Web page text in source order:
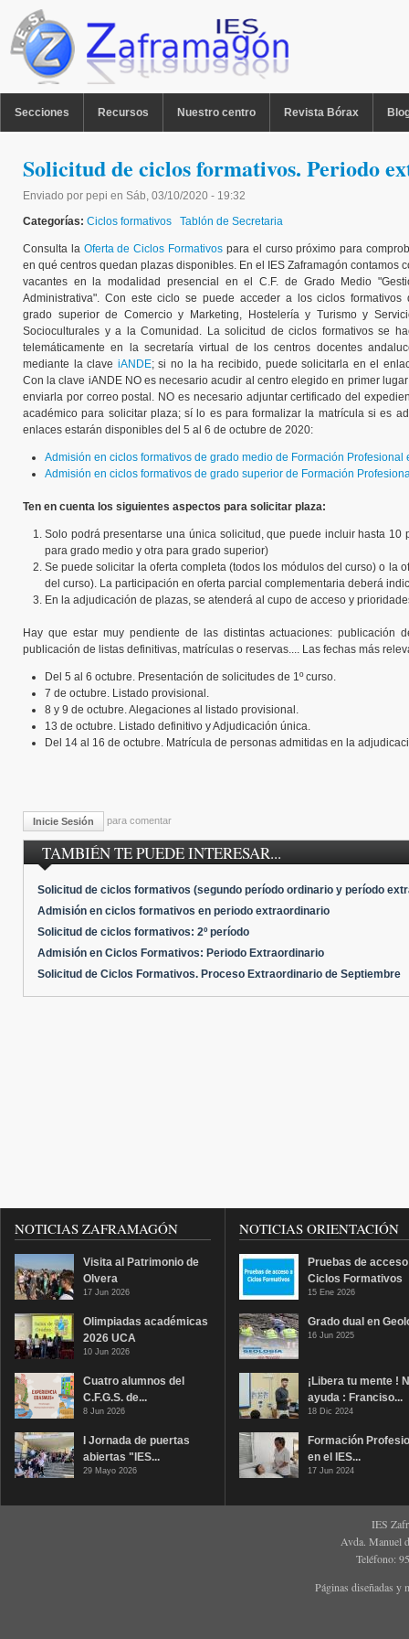
Pasar al contenido principal
Secciones Recursos Nuestro centro Revista Bórax
Solicitud de ciclos formativos. Periodo
Enviado por pepi en Sáb, 03/10/2020 - 19:32
Categorías: Ciclos formativos Tablón de Secretaria
Consulta la Oferta de Ciclos Formativos para el curso próximo para
en qué centros quedan plazas disponibles. En el IES Zaframagón contamos
vacantes en la modalidad presencial en el C.F. de Grado Medio
Administrativa". Con este ciclo se puede acceder a los ciclos formativos
grado superior de Comercio y Marketing, Hostelería y Turismo y
Socioculturales y a la Comunidad. La solicitud de ciclos formativos se
telemáticamente en la secretaría virtual de los centros docentes
mediante la clave iANDE; si no la ha recibido, puede solicitarla en el
Con la clave iANDE NO es necesario acudir al centro elegido en primer
enviarla por correo postal. NO es necesario adjuntar certificado del
académico para solicitar plaza; sí lo es para formalizar la matrícula si es
enlaces estarán disponibles del 5 al 6 de octubre de 2020:
Admisión en ciclos formativos de grado medio de Formación Profesional
Admisión en ciclos formativos de grado superior de Formación
Ten en cuenta los siguientes aspectos para solicitar plaza:
Solo podrá presentarse una única solicitud, que puede incluir hasta 10
para grado medio y otra para grado superior)
Se puede solicitar la oferta completa (todos los módulos del curso) o la
del curso). La participación en oferta parcial complementaria deberá
En la adjudicación de plazas, se atenderá al cupo de acceso y
Hay que estar muy pendiente de las distintas actuaciones: publicación
publicación de listas definitivas, matrículas o reservas.... Las fechas más
Del 5 al 6 octubre. Presentación de solicitudes de 1º curso.
7 de octubre. Listado provisional.
8 y 9 de octubre. Alegaciones al listado provisional.
13 de octubre. Listado definitivo y Adjudicación única.
Del 14 al 16 de octubre. Matrícula de personas admitidas en la
Inicie Sesión para comentar
TAMBIÉN TE PUEDE INTERESAR...
Solicitud de ciclos formativos (segundo período ordinario y período
Admisión en ciclos formativos en periodo extraordinario
Solicitud de ciclos formativos: 2º período
Admisión en Ciclos Formativos: Periodo Extraordinario
Solicitud de Ciclos Formativos. Proceso Extraordinario de Septiembre
NOTICIAS ZAFRAMAGÓN
Visita al Patrimonio de
Olvera
17 Jun 2026
Olimpiadas académicas
2026 UCA
10 Jun 2026
Cuatro alumnos del
C.F.G.S. de...
8 Jun 2026
I Jornada de puertas
abiertas "IES...
29 Mayo 2026
NOTICIAS ORIENTACIÓN
Pruebas de
Ciclos Formativos
15 Ene 2026
Grado dual en
16 Jun 2025
¡Libera tu mente !
ayuda : Franciso...
18 Dic 2024
Formación
en el IES...
17 Jun 2024
IES
Avda. Manuel
Teléfono:
Páginas diseñadas y